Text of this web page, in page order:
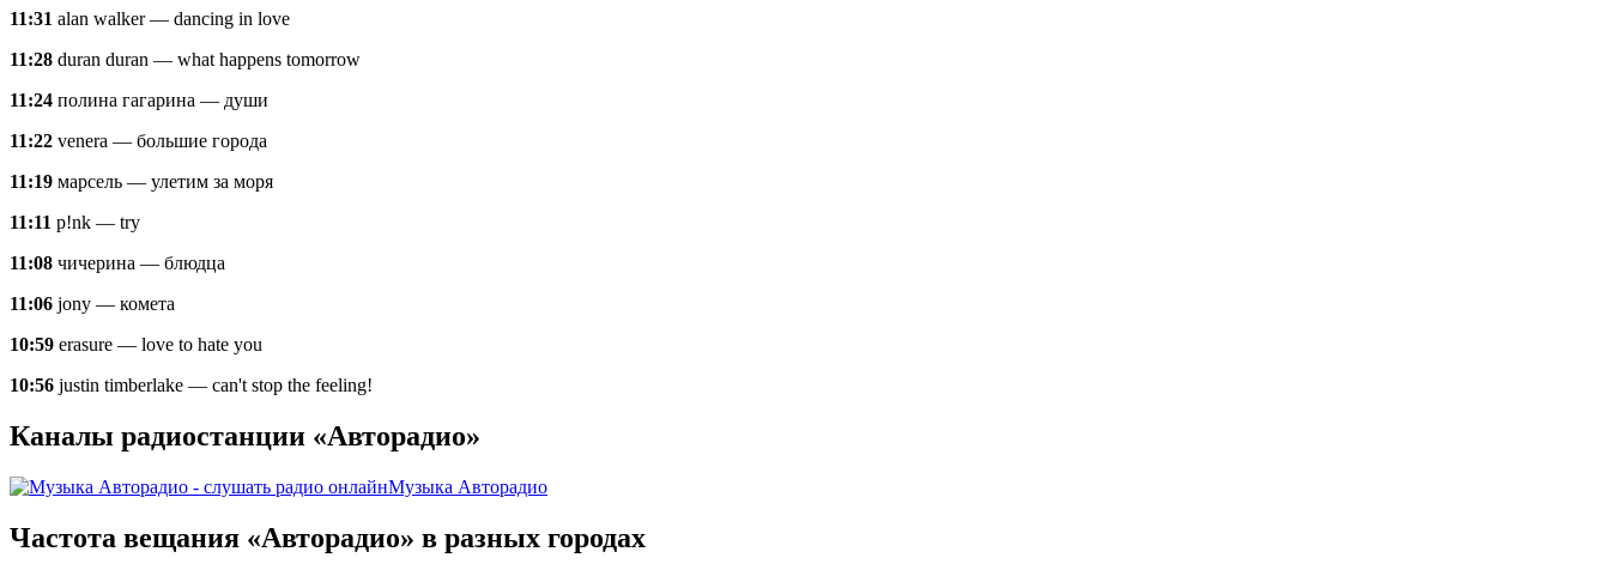
11:31 alan walker — dancing in love
11:28 duran duran — what happens tomorrow
11:24 полина гагарина — души
11:22 venera — большие города
11:19 марсель — улетим за моря
11:11 p!nk — try
11:08 чичерина — блюдца
11:06 jony — комета
10:59 erasure — love to hate you
10:56 justin timberlake — can't stop the feeling!
Каналы радиостанции «Авторадио»
Музыка Авторадио
Частота вещания «Авторадио» в разных городах